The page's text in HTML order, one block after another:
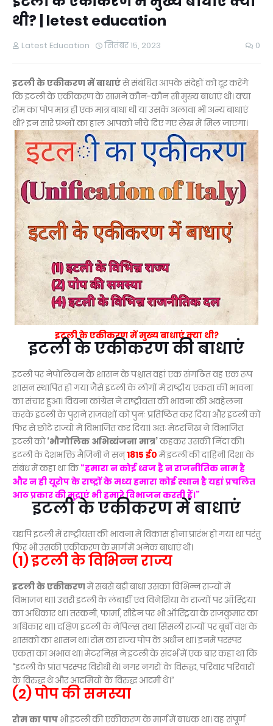
थी? | letest education
Latest Education सितंबर 15, 2023 0
इटली के एकीकरण में बाधाएंसे संबंधित आपके संदेहों को दूर करेंगे
कि इटली के एकीकरण के सामने कौन-कौन सी मुख्य बाधाएं थी। क्या
रोम का पोप मात्र ही एक मात्र बाधा थी या उसके अलावा भी अन्य बाधाएं
थी? इन सारे प्रश्नों का हाल आपको नीचे दिए गए लेख में मिल जाएगा।
इटली के एकीकरण में मुख्य बाधाएं क्या थी?
इटली के एकीकरण की बाधाएं
इटली पर नेपोलियन के शासन के पश्चात वहां एक संगठित वह एक रूप
शासन स्थापित हो गया जैसे इटली के लोगों में राष्ट्रीय एकता की भावना
का संचार हुआ। वियना कांग्रेस ने राष्ट्रीयता की भावना की अवहेलना
करके इटली के पुराने राजवंशों को पुनः प्रतिष्ठित कर दिया और इटली को
फिर से छोटे राज्यों में विभाजित कर दिया। अतः मेटरनिख ने विभाजित
इटली को‘भौगोलिक अभिव्यंजना मात्र’कहकर उसकी निंदा की।
इटली के देशभक्ति मैजिनी ने सन्1815 ई०में इटली की दाहिनी दिशा के
संबंध में कहा था कि“हमारा न कोई ध्वज है न राजनीतिक नाम है
और न ही यूरोप के राष्ट्रों के मध्य हमारा कोई स्थान है यहां प्रचलित
आठ प्रकार की मुद्राएं भी हमारे विभाजन करती हैं।”
इटली के एकीकरण में बाधाएं
यद्यपि इटली में राष्ट्रीयता की भावना में विकास होना प्रारंभ हो गया था परंतु
फिर भी उसकी एकीकरण के मार्ग में अनेक बाधाएं थी।
(1) इटली के विभिन्न राज्य
इटली के एकीकरणमें सबसे बड़ी बाधा उसका विभिन्न राज्यों में
विभाजन था। उत्तरी इटली के लंबार्डी एवं विनेशिया के राज्यों पर ऑस्ट्रिया
का अधिकार था। तस्कनी, फार्मा, सीडेन पर भी ऑस्ट्रिया के राजकुमार का
अधिकार था। दक्षिण इटली के नेपिल्स तथा सिसली राज्यों पर बूर्बो वंश के
शासको का शासन था। रोम का राज्य पोप के अधीन था। इनमें परस्पर
एकता का अभाव था। मेटरनिख ने इटली के संदर्भ में एक बार कहा था कि
“इटली के प्रांत परस्पर विरोधी थे। नगर नगरों के विरुद्ध, परिवार परिवारों
के विरुद्ध थे और आदमियों के विरुद्ध आदमी थे।”
(2) पोप की समस्या
रोम का पाप भी इटली की एकीकरण के मार्ग में बाधक था। वह संपूर्ण